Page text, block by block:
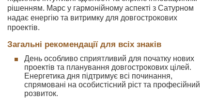
рішенням. Марс у гармонійному аспекті з Сатурном
надає енергію та витримку для довгострокових
проектів.
Загальні рекомендації для всіх знаків
День особливо сприятливий для початку нових
проектів та планування довгострокових цілей.
Енергетика дня підтримує всі починання,
спрямовані на особистісний ріст та професійний
розвиток.